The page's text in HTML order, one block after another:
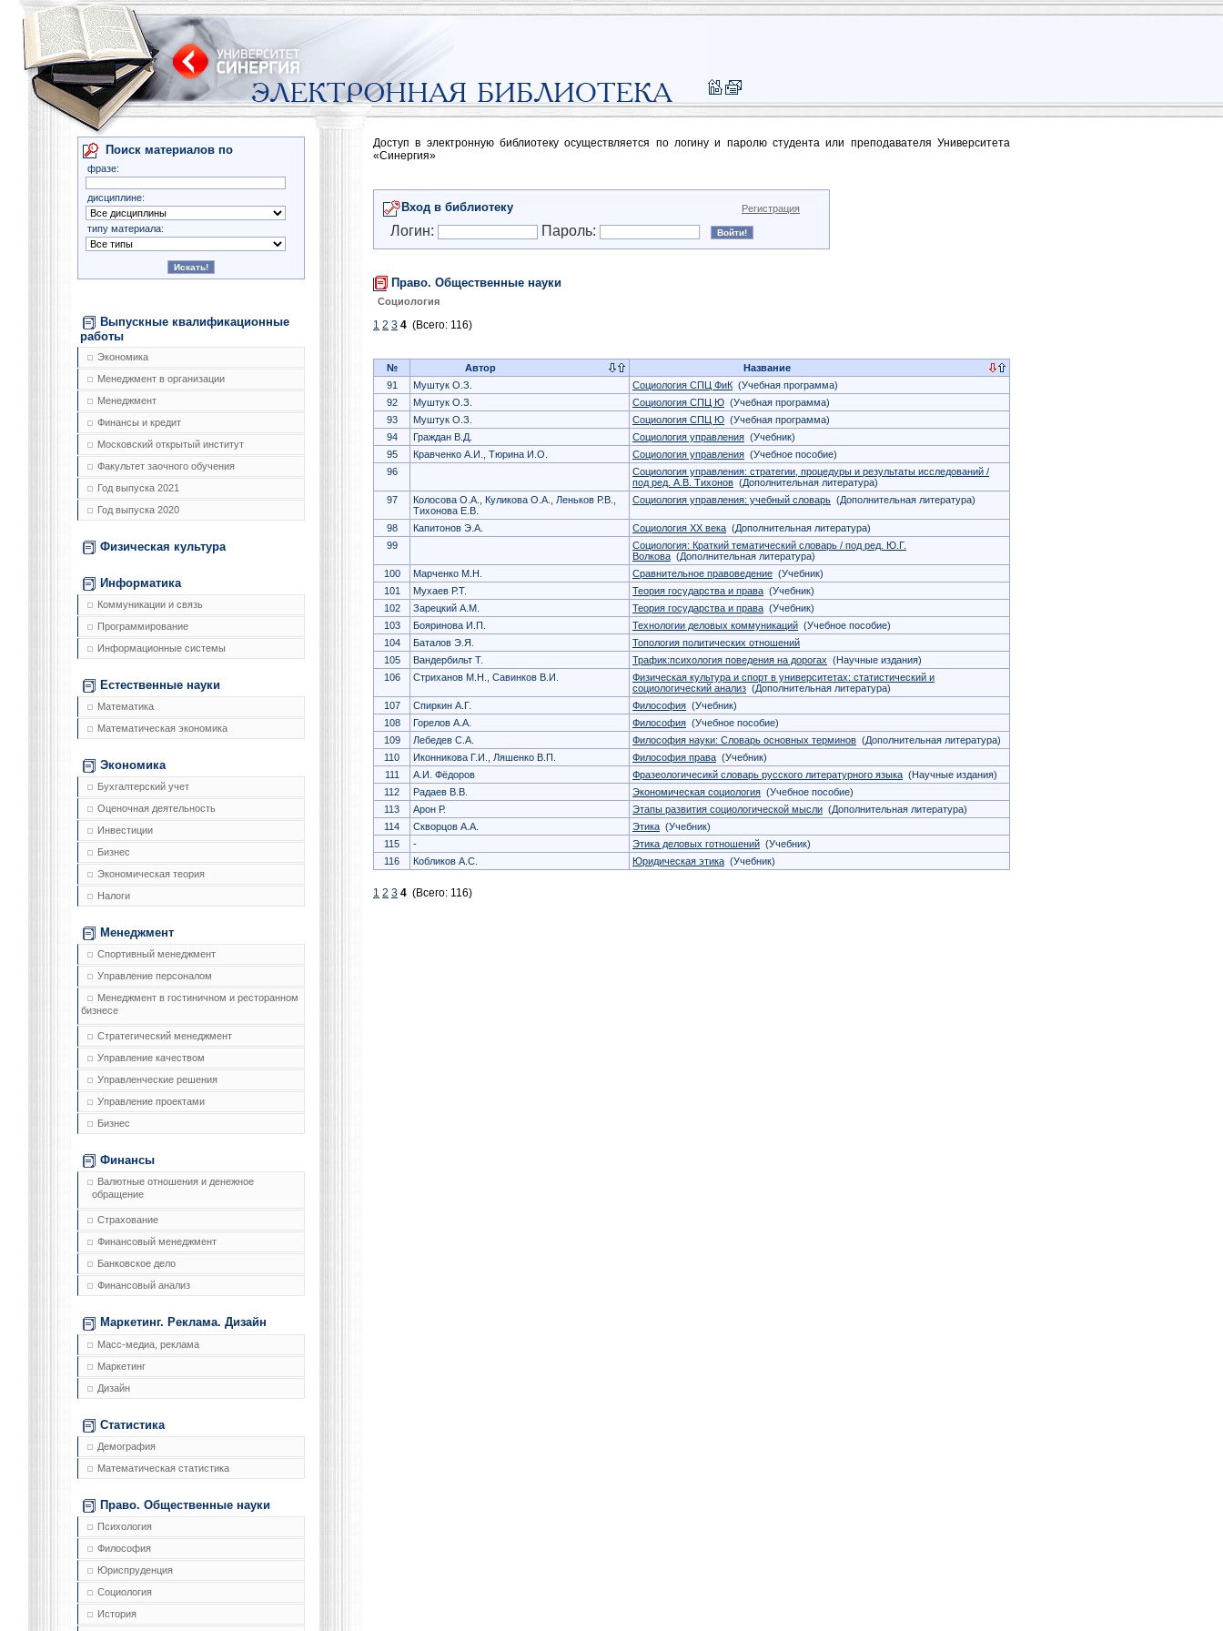
Поиск материалов по
фразе:
дисциплине:
типу материала:
Выпускные квалификационные
работы
Экономика
Менеджмент в организации
Менеджмент
Финансы и кредит
Московский открытый институт
Факультет заочного обучения
Год выпуска 2021
Год выпуска 2020
Физическая культура
Информатика
Коммуникации и связь
Программирование
Информационные системы
Естественные науки
Математика
Математическая экономика
Экономика
Бухгалтерский учет
Оценочная деятельность
Инвестиции
Бизнес
Экономическая теория
Налоги
Менеджмент
Спортивный менеджмент
Управление персоналом
Менеджмент в гостиничном и ресторанном
бизнесе
Стратегический менеджмент
Управление качеством
Управленческие решения
Управление проектами
Бизнес
Финансы
Валютные отношения и денежное
обращение
Страхование
Финансовый менеджмент
Банковское дело
Финансовый анализ
Маркетинг. Реклама. Дизайн
Масс-медиа, реклама
Маркетинг
Дизайн
Статистика
Демография
Математическая статистика
Право. Общественные науки
Психология
Философия
Юриспруденция
Социология
История
Доступ в электронную библиотеку осуществляется по логину и паролю студента или преподавателя Университета
«Синергия»
Вход в библиотеку Регистрация
Логин: Пароль:
Право. Общественные науки
Социология
1 2 3 4 (Всего: 116)
№ Автор
Название
91
Муштук О.З. Социология СПЦ ФиК (Учебная программа)
92
Муштук О.З. Социология СПЦ Ю (Учебная программа)
93
Муштук О.З. Социология СПЦ Ю (Учебная программа)
94
Граждан В.Д. Социология управления (Учебник)
95
Кравченко А.И., Тюрина И.О. Социология управления (Учебное пособие)
96
Социология управления: стратегии, процедуры и результаты исследований /
под ред. А.В. Тихонов (Дополнительная литература)
97
Колосова О.А., Куликова О.А., Леньков Р.В.,
Тихонова Е.В.
Социология управления: учебный словарь (Дополнительная литература)
98 Капитонов Э.А. Социология ХХ века (Дополнительная литература)
99
Социология: Краткий тематический словарь / под ред. Ю.Г.
Волкова (Дополнительная литература)
100
Марченко М.Н. Сравнительное правоведение (Учебник)
101
Мухаев Р.Т. Теория государства и права (Учебник)
102
Зарецкий А.М. Теория государства и права (Учебник)
103
Бояринова И.П. Технологии деловых коммуникаций (Учебное пособие)
104
Баталов Э.Я.
Топология политических отношений
105
Вандербильт Т. Трафик:психология поведения на дорогах (Научные издания)
106
Стриханов М.Н., Савинков В.И.
Физическая культура и спорт в университетах: статистический и
социологический анализ (Дополнительная литература)
107
Спиркин А.Г. Философия (Учебник)
108
Горелов А.А. Философия (Учебное пособие)
109
Лебедев С.А. Философия науки: Словарь основных терминов (Дополнительная литература)
110
Иконникова Г.И., Ляшенко В.П. Философия права (Учебник)
111
А.И. Фёдоров Фразеологичесикй словарь русского литературного языка (Научные издания)
112
Радаев В.В. Экономическая социология (Учебное пособие)
113
Арон Р. Этапы развития социологической мысли (Дополнительная литература)
114
Скворцов А.А. Этика (Учебник)
115
- Этика деловых готношений (Учебник)
116
Кобликов А.С. Юридическая этика (Учебник)
1 2 3 4 (Всего: 116)